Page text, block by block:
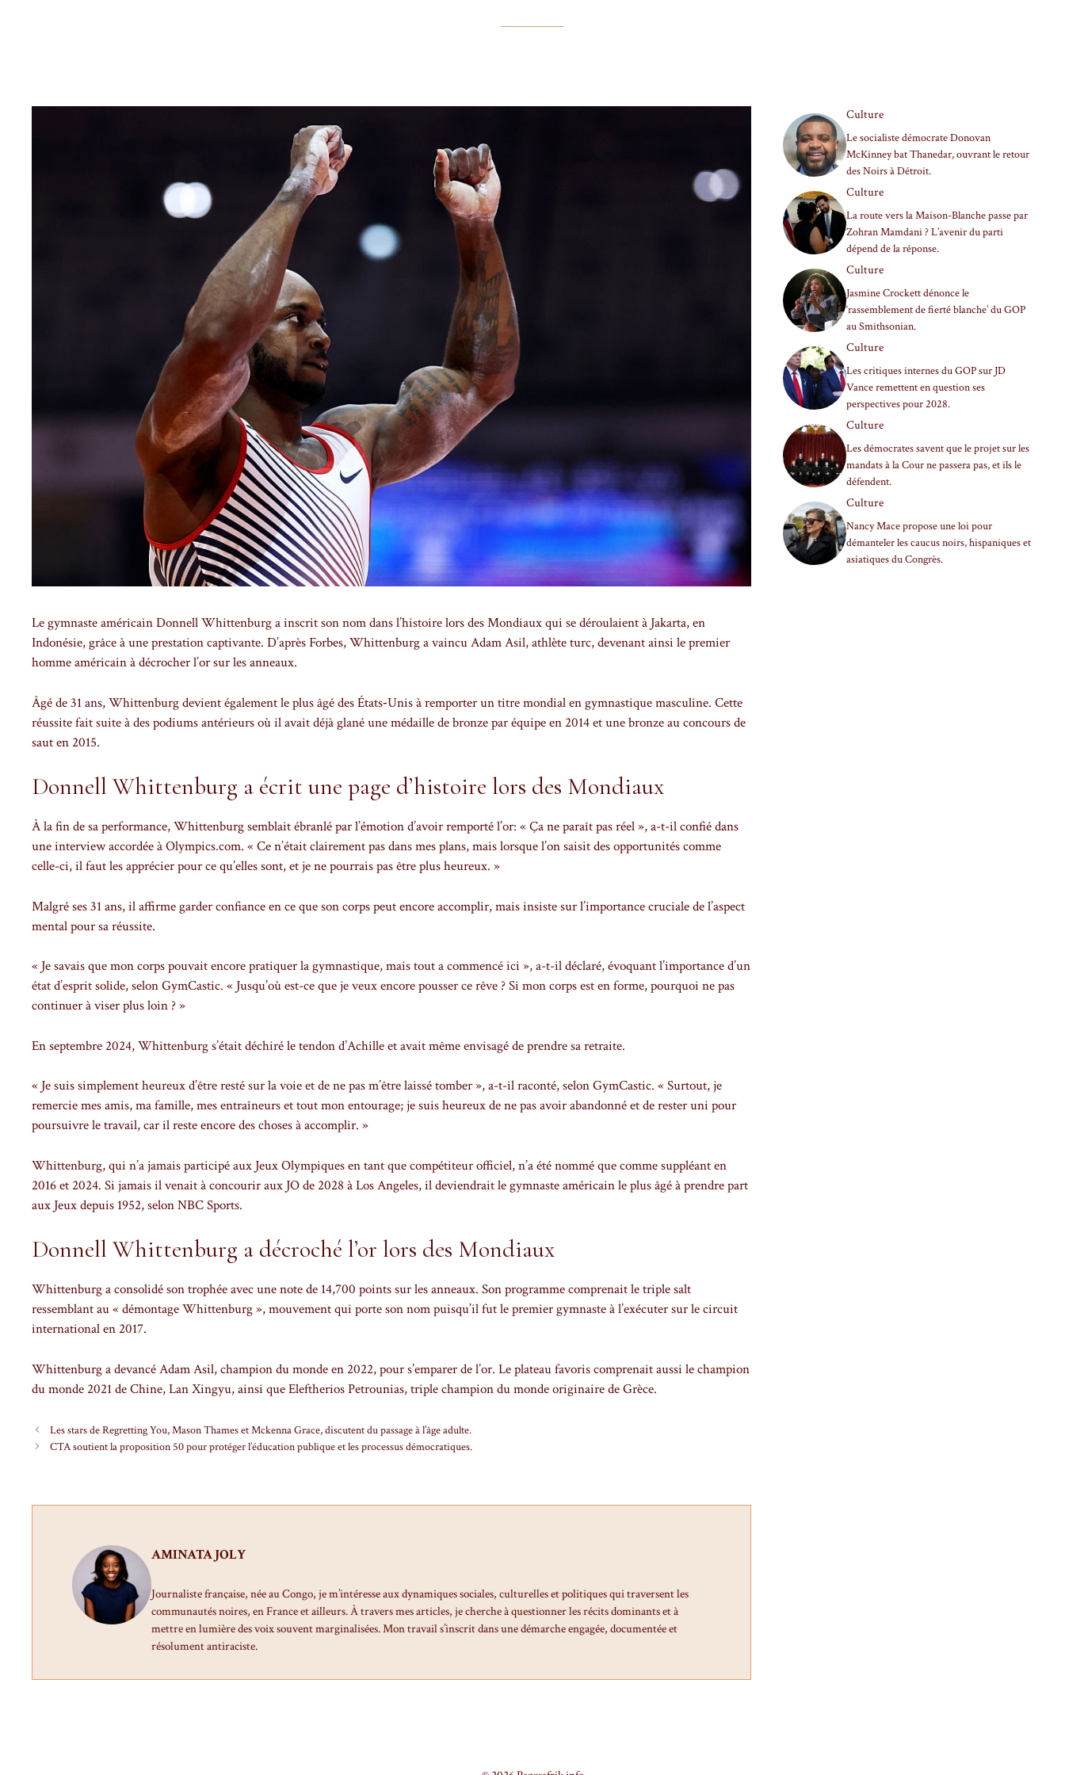
Le gymnaste américain Donnell Whittenburg a inscrit son nom dans l’histoire lors des Mondiaux qui se déroulaient à Jakarta, en
Indonésie, grâce à une prestation captivante. D’après Forbes, Whittenburg a vaincu Adam Asil, athlète turc, devenant ainsi le premier
homme américain à décrocher l’or sur les anneaux.
Âgé de 31 ans, Whittenburg devient également le plus âgé des États‑Unis à remporter un titre mondial en gymnastique masculine. Cette
réussite fait suite à des podiums antérieurs où il avait déjà glané une médaille de bronze par équipe en 2014 et une bronze au concours de
saut en 2015.
Donnell Whittenburg a écrit une page d’histoire lors des Mondiaux
À la fin de sa performance, Whittenburg semblait ébranlé par l’émotion d’avoir remporté l’or: « Ça ne paraît pas réel », a-t-il confié dans
une interview accordée à Olympics.com. « Ce n’était clairement pas dans mes plans, mais lorsque l’on saisit des opportunités comme
celle-ci, il faut les apprécier pour ce qu’elles sont, et je ne pourrais pas être plus heureux. »
Malgré ses 31 ans, il affirme garder confiance en ce que son corps peut encore accomplir, mais insiste sur l’importance cruciale de l’aspect
mental pour sa réussite.
« Je savais que mon corps pouvait encore pratiquer la gymnastique, mais tout a commencé ici », a-t-il déclaré, évoquant l’importance d’un
état d’esprit solide, selon GymCastic. « Jusqu’où est-ce que je veux encore pousser ce rêve ? Si mon corps est en forme, pourquoi ne pas
continuer à viser plus loin ? »
En septembre 2024, Whittenburg s’était déchiré le tendon d’Achille et avait même envisagé de prendre sa retraite.
« Je suis simplement heureux d’être resté sur la voie et de ne pas m’être laissé tomber », a-t-il raconté, selon GymCastic. « Surtout, je
remercie mes amis, ma famille, mes entraîneurs et tout mon entourage; je suis heureux de ne pas avoir abandonné et de rester uni pour
poursuivre le travail, car il reste encore des choses à accomplir. »
Whittenburg, qui n’a jamais participé aux Jeux Olympiques en tant que compétiteur officiel, n’a été nommé que comme suppléant en
2016 et 2024. Si jamais il venait à concourir aux JO de 2028 à Los Angeles, il deviendrait le gymnaste américain le plus âgé à prendre part
aux Jeux depuis 1952, selon NBC Sports.
Donnell Whittenburg a décroché l’or lors des Mondiaux
Whittenburg a consolidé son trophée avec une note de 14,700 points sur les anneaux. Son programme comprenait le triple salt
ressemblant au « démontage Whittenburg », mouvement qui porte son nom puisqu’il fut le premier gymnaste à l’exécuter sur le circuit
international en 2017.
Whittenburg a devancé Adam Asil, champion du monde en 2022, pour s’emparer de l’or. Le plateau favoris comprenait aussi le champion
du monde 2021 de Chine, Lan Xingyu, ainsi que Eleftherios Petrounias, triple champion du monde originaire de Grèce.
Les stars de Regretting You, Mason Thames et Mckenna Grace, discutent du passage à l’âge adulte.
CTA soutient la proposition 50 pour protéger l’éducation publique et les processus démocratiques.
AMINATA JOLY
Journaliste française, née au Congo, je m’intéresse aux dynamiques sociales, culturelles et politiques qui traversent les
communautés noires, en France et ailleurs. À travers mes articles, je cherche à questionner les récits dominants et à
mettre en lumière des voix souvent marginalisées. Mon travail s’inscrit dans une démarche engagée, documentée et
résolument antiraciste.
Culture
Le socialiste démocrate Donovan
McKinney bat Thanedar, ouvrant le retour
des Noirs à Détroit.
Culture
La route vers la Maison-Blanche passe par
Zohran Mamdani ? L’avenir du parti
dépend de la réponse.
Culture
Jasmine Crockett dénonce le
‘rassemblement de fierté blanche’ du GOP
au Smithsonian.
Culture
Les critiques internes du GOP sur JD
Vance remettent en question ses
perspectives pour 2028.
Culture
Les démocrates savent que le projet sur les
mandats à la Cour ne passera pas, et ils le
défendent.
Culture
Nancy Mace propose une loi pour
démanteler les caucus noirs, hispaniques et
asiatiques du Congrès.